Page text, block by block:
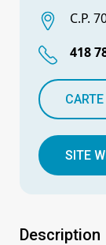
C.P.
418
SITE
Description